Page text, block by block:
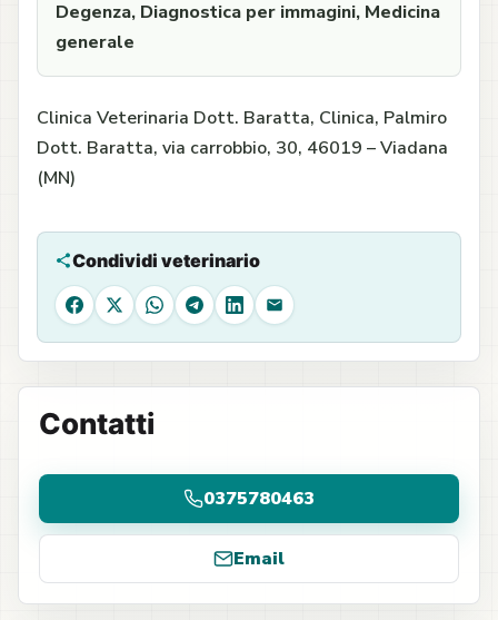
Degenza, Diagnostica per immagini, Medicina
generale
Clinica Veterinaria Dott. Baratta, Clinica, Palmiro
Dott. Baratta, via carrobbio, 30, 46019 – Viadana
(MN)
Condividi veterinario
Facebook
X WhatsApp
Telegram
LinkedIn
Email
Contatti
0375780463
Email